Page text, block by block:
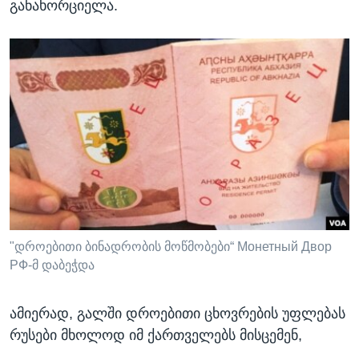
განახორციელა.
"დროებითი ბინადრობის მოწმობები“ Монетный Двор
РФ-მ დაბეჭდა
ამიერად, გალში დროებითი ცხოვრების უფლებას
რუსები მხოლოდ იმ ქართველებს მისცემენ,